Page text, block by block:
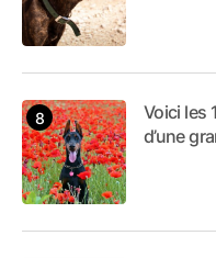
Voici les
d’une